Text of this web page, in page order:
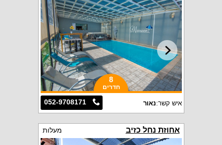
8
חדרים
052-9708171 איש קשר:נאור
אחוזת נחל כזיב מעלות